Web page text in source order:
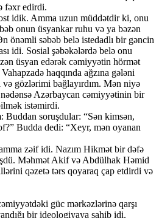
fəxr edirdi.
idik. Amma uzun müddətdir ki, onu
onun üsyankar ruhu və ya bəzən
önəmli səbəb belə istedadlı bir gəncin
idi. Sosial şəbəkələrdə belə onu
üsyan edərək cəmiyyətin hörmət
haqqında ağzına gələni
və gözlərimi bağlayırdım. Mən niyə
Azərbaycan cəmiyyətinin bir
istəmirdi.
Buddan soruşdular: “Sən kimsən,
Budda dedi: “Xeyr, mən oyanan
zəif idi. Nazım Hikmət bir dəfə
Məhmət Akif və Abdülhak Həmid
qəzetə tərs qoyaraq çap etdirdi və
güc mərkəzlərinə qarşı
bir ideologiyaya sahib idi.